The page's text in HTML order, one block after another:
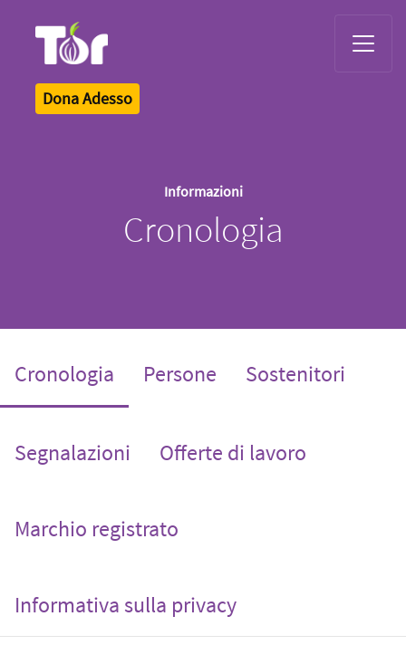
Dona Adesso
Informazioni
Cronologia
Cronologia (current)
Persone Sostenitori
Segnalazioni Offerte di lavoro
Marchio registrato
Informativa sulla privacy